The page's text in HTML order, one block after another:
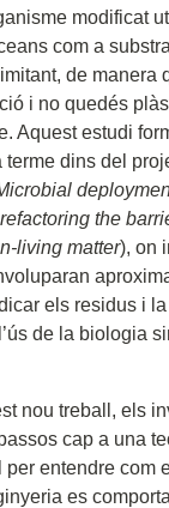
modificat
com a
de manera
i no quedés
Aquest estudi
terme dins del
the
living matter), on
els residus i
de la biologia
nou treball, els
cap a una
entendre com
es